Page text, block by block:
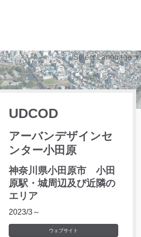
Select Language▼
UDCOD
アーバンデザインセ
ンター小田原
神奈川県小田原市 小田
原駅・城周辺及び近隣の
エリア
2023/3～
ウェブサイト